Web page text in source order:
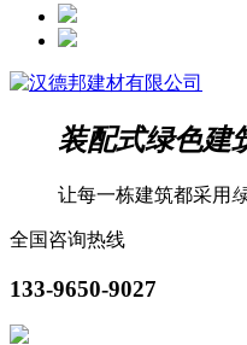
装配式绿色建
让每一栋建筑都采用
全国咨询热线
133-9650-9027